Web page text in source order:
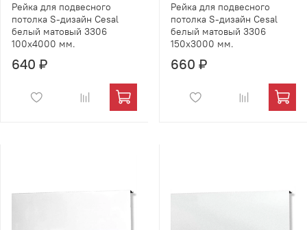
Рейка для подвесного
потолка S-дизайн Cesal
белый матовый 3306
100х4000 мм.
640 ₽
Рейка для подвесного
потолка S-дизайн Cesal
белый матовый 3306
150х3000 мм.
660 ₽